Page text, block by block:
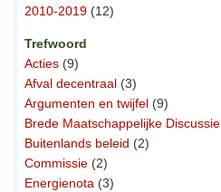
2010-2019 (12)
Trefwoord
Acties (9)
Afval decentraal (3)
Argumenten en twijfel (9)
Brede Maatschappelijke Discussie
Buitenlands beleid (2)
Commissie (2)
Energienota (3)